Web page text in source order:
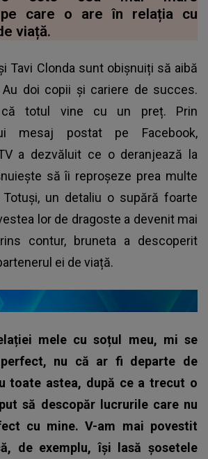
pe care o are în relația cu
viață.
Tavi Clonda sunt obișnuiți să aibă
doi copii și cariere de succes.
totul vine cu un preț. Prin
mesaj postat pe Facebook,
a dezvăluit ce o deranjează la
să îi reproșeze prea multe
un detaliu o supără foarte
lor de dragoste a devenit mai
contur, bruneta a descoperit
ei de viață.
mele cu soțul meu, mi se
nu că ar fi departe de
toate astea, după ce a trecut o
să descopăr lucrurile care nu
cu mine. V-am mai povestit
de exemplu, își lasă șosetele